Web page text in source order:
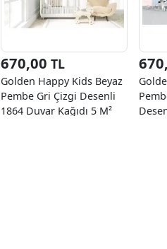
670,00 TL
Golden Happy Kids Beyaz
Pembe Gri Çizgi Desenli
1864 Duvar Kağıdı 5 M²